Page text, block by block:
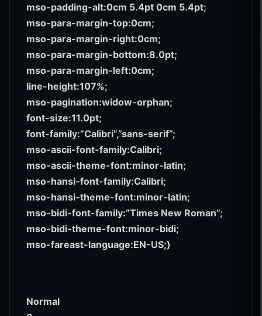
mso-padding-alt:0cm 5.4pt 0cm 5.4pt;
mso-para-margin-top:0cm;
mso-para-margin-right:0cm;
mso-para-margin-bottom:8.0pt;
mso-para-margin-left:0cm;
line-height:107%;
mso-pagination:widow-orphan;
font-size:11.0pt;
font-family:”Calibri”,”sans-serif”;
mso-ascii-font-family:Calibri;
mso-ascii-theme-font:minor-latin;
mso-hansi-font-family:Calibri;
mso-hansi-theme-font:minor-latin;
mso-bidi-font-family:”Times New Roman”;
mso-bidi-theme-font:minor-bidi;
mso-fareast-language:EN-US;}
Normal